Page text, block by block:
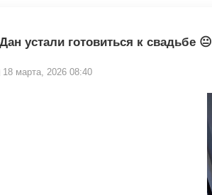
устали готовиться к свадьбе 😐
18 марта, 2026 08:40